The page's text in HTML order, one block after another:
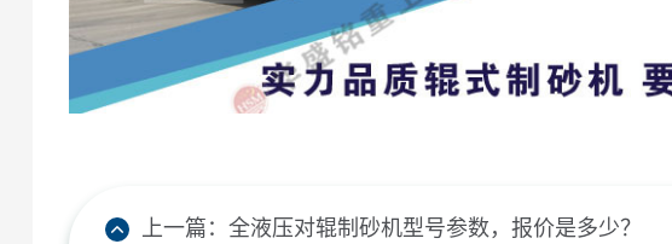
上一篇： 全液压对辊制砂机型号参数，报价是多少？